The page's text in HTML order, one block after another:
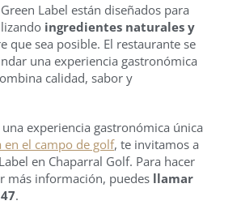
Label están diseñados para
ingredientes naturales y
que sea posible. El restaurante se
una experiencia gastronómica
calidad, sabor y
experiencia gastronómica única
en el campo de golf, te invitamos a
en Chaparral Golf. Para hacer
más información, puedes llamar
.